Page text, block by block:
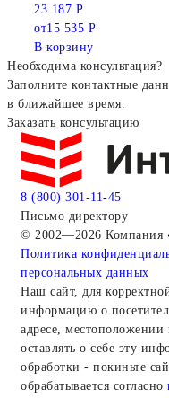
23 187 Р
от15 535 Р
В корзину
Необходима консультация?
Заполните контактные
в ближайшее время.
Заказать консультацию
8 (800) 301-11-45
Письмо директору
© 2002—2026 Компания
Политика
персональных данных
Наш сайт, для
информацию о
адресе,
оставлять о себе эту
обработки - покиньте
обрабатывается согласно